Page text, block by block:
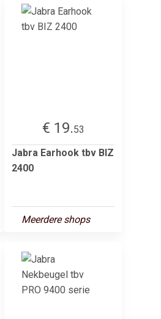
€ 19.53
Jabra Earhook tbv BIZ
2400
Meerdere shops